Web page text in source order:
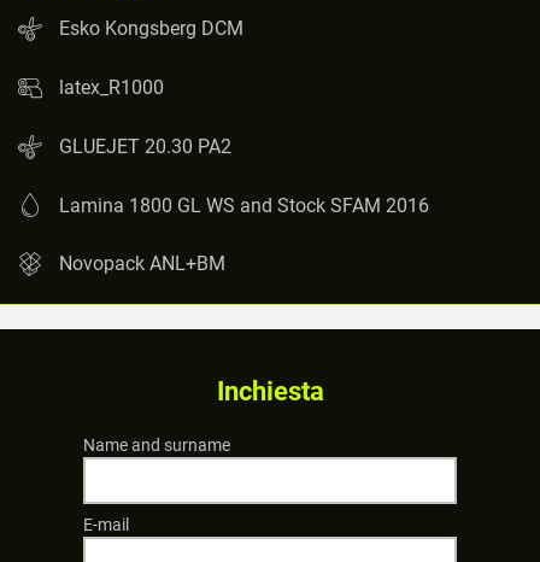
Esko Kongsberg DCM
latex_R1000
GLUEJET 20.30 PA2
Lamina 1800 GL WS and Stock SFAM 2016
Novopack ANL+BM
Inchiesta
Name and surname
E-mail